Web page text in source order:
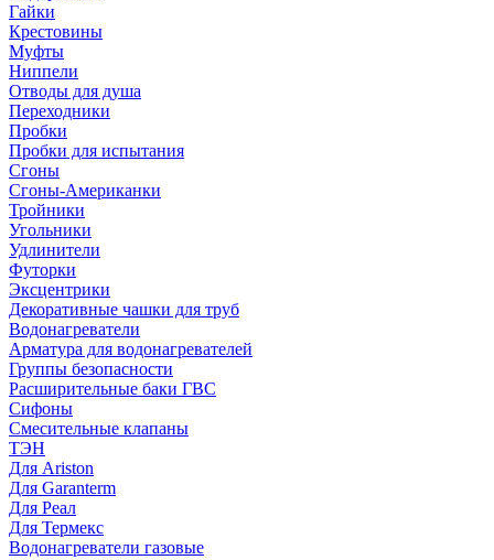
Гайки
Крестовины
Муфты
Ниппели
Отводы для душа
Переходники
Пробки
Пробки для испытания
Сгоны
Сгоны-Американки
Тройники
Угольники
Удлинители
Футорки
Эксцентрики
Декоративные чашки для труб
Водонагреватели
Арматура для водонагревателей
Группы безопасности
Расширительные баки ГВС
Сифоны
Смесительные клапаны
ТЭН
Для Ariston
Для Garanterm
Для Реал
Для Термекс
Водонагреватели газовые